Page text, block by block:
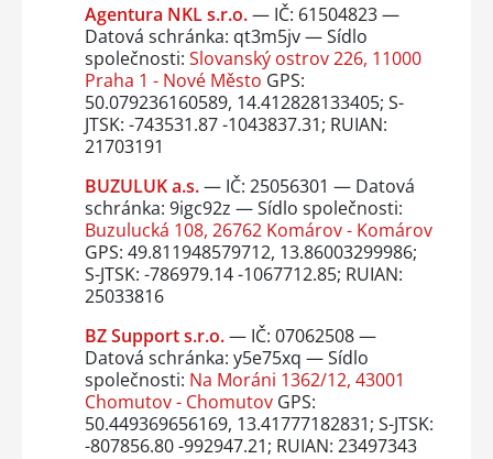
Agentura NKL s.r.o.— IČ: 61504823 —
Datová schránka: qt3m5jv — Sídlo
společnosti: Slovanský ostrov 226, 11000
Praha 1 - Nové Město GPS:
50.079236160589, 14.412828133405; S-
JTSK: -743531.87 -1043837.31; RUIAN:
21703191
BUZULUK a.s.— IČ: 25056301 — Datová
schránka: 9igc92z — Sídlo společnosti:
Buzulucká 108, 26762 Komárov - Komárov
GPS: 49.811948579712, 13.86003299986;
S-JTSK: -786979.14 -1067712.85; RUIAN:
25033816
BZ Support s.r.o.— IČ: 07062508 —
Datová schránka: y5e75xq — Sídlo
společnosti: Na Moráni 1362/12, 43001
Chomutov - ChomutovGPS:
50.449369656169, 13.41777182831; S-JTSK:
-807856.80 -992947.21; RUIAN: 23497343